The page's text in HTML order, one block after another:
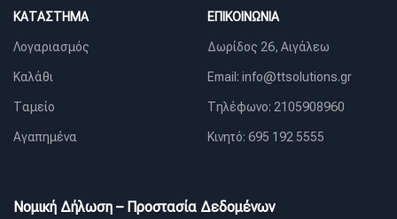
ΚΑΤΆΣΤΗΜΑ
Λογαριασμός
Καλάθι
Ταμείο
Αγαπημένα
ΕΠΙΚΟΙΝΩΝΊΑ
Δωρίδος 26, Αιγάλεω
Email: info@ttsolutions.gr
Τηλέφωνο: 2105908960
Κινητό: 695 192 5555
Νομική Δήλωση – Προστασία Δεδομένων